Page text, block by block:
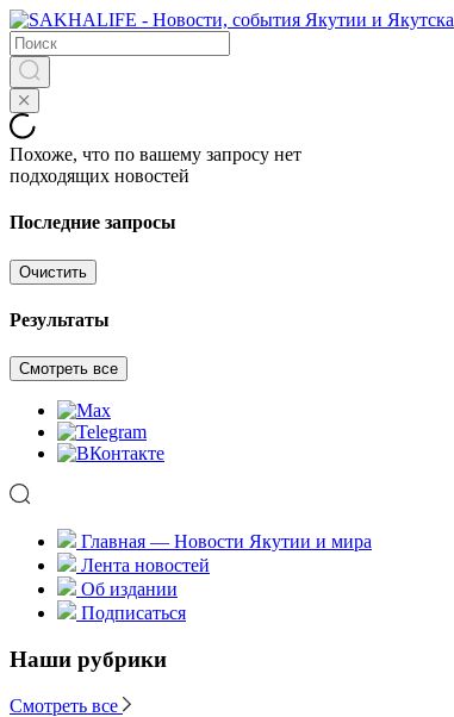
Похоже, что по вашему запросу нет
подходящих новостей
Последние запросы
Очистить
Результаты
Смотреть все
Главная — Новости Якутии и мира
Лента новостей
Об издании
Подписаться
Наши рубрики
Смотреть все